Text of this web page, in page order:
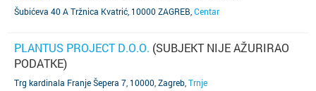
Šubićeva 40 A Tržnica Kvatrić, 10000 ZAGREB Centar
PLANTUS PROJECT D.O.O. (SUBJEKT NIJE AŽURIRAO
PODATKE)
Trg kardinala Franje Šepera 7, 10000, Zagreb Trnje